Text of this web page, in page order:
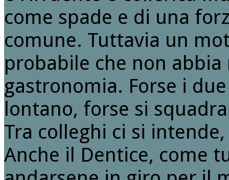
come spade e di una
comune. Tuttavia un
probabile che non
gastronomia. Forse i
lontano, forse si
Tra colleghi ci si
Anche il Dentice, come